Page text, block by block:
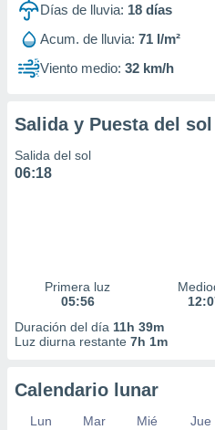
1199
Días de lluvia: 18 días
Acum. de lluvia: 71 l/m²
Viento medio: 32 km/h
Salida y Puesta del sol
Salida del sol
06:18
Primera luz
05:56
Duración del día 11h 39m
Luz diurna restante 7h 1m
Calendario lunar
Lun Mar Mié Jue